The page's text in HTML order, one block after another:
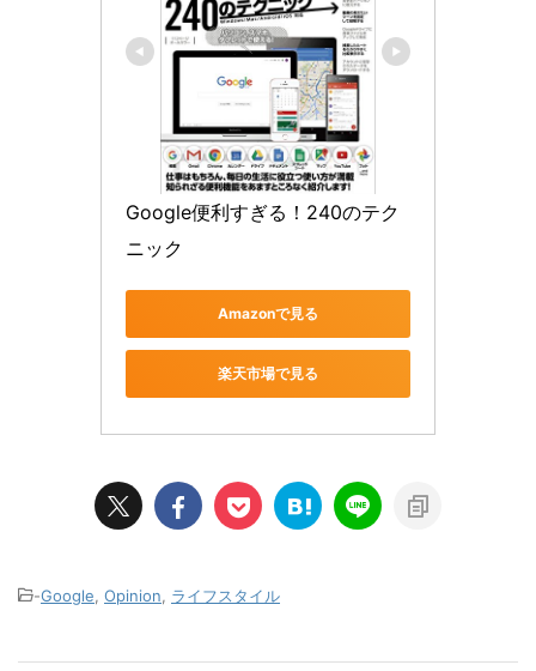
Google便利すぎる！240のテク
ニック
Amazonで見る
楽天市場で見る
-Google Opinion ライフスタイル